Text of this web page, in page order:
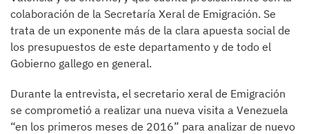
colaboración de la Secretaría Xeral de Emigración. Se
trata de un exponente más de la clara apuesta social de
los presupuestos de este departamento y de todo el
Gobierno gallego en general.
Durante la entrevista, el secretario xeral de Emigración
se comprometió a realizar una nueva visita a Venezuela
“en los primeros meses de 2016” para analizar de nuevo